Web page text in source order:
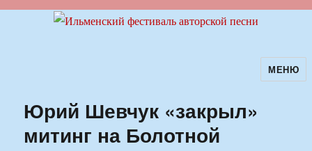
Ильменский фестиваль авторскойМЕНЮ
Юрий Шевчук «закрыл»
митинг на Болотной